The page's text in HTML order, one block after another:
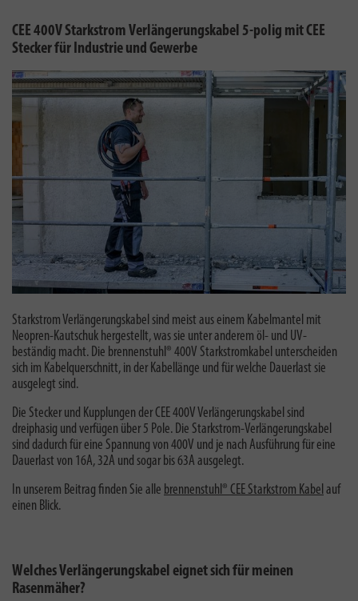
CEE 400V Starkstrom Verlängerungskabel 5-polig mit CEE
Stecker für Industrie und Gewerbe
Starkstrom Verlängerungskabel sind meist aus einem Kabelmantel mit
Neopren-Kautschuk hergestellt, was sie unter anderem öl- und UV-
beständig macht. Die brennenstuhl® 400V Starkstromkabel unterscheiden
sich im Kabelquerschnitt, in der Kabellänge und für welche Dauerlast sie
ausgelegt sind.
Die Stecker und Kupplungen der CEE 400V Verlängerungskabel sind
dreiphasig und verfügen über 5 Pole. Die Starkstrom-Verlängerungskabel
sind dadurch für eine Spannung von 400V und je nach Ausführung für eine
Dauerlast von 16A, 32A und sogar bis 63A ausgelegt.
In unserem Beitrag finden Sie alle brennenstuhl® CEE Starkstrom Kabel auf
einen Blick.
Welches Verlängerungskabel eignet sich für meinen
Rasenmäher?